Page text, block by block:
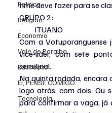
Politica
Religião
Economia
Vale do Paraiba
Educação
EI, PENSE COMIGO.
Tecnologia
time deve fazer para se
GRUPO 2:
·         ITUANO
Com a
vice-líder, com sete
semifinal.
Na quinta rodada, encara
logo atrás, com dois. Ou
para confirmar a vaga, já